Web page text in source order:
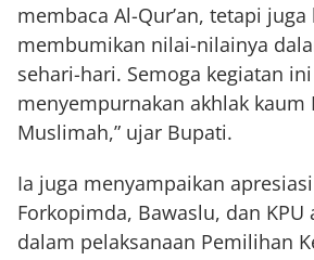
membaca Al-Qur’an, tetapi juga
membumikan nilai-nilainya
sehari-hari. Semoga kegiatan
menyempurnakan akhlak
Muslimah,” ujar Bupati.
Ia juga menyampaikan
Forkopimda, Bawaslu, dan KPU
dalam pelaksanaan Pemilihan